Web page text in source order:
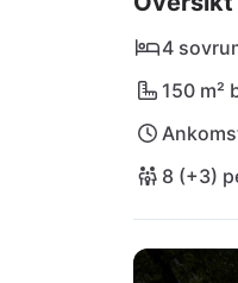
staden
4
150 m²
8 (+3)